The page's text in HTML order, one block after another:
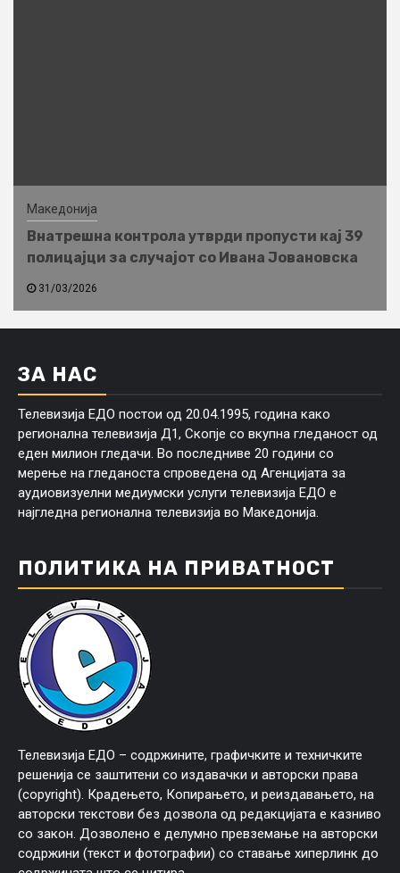
Македонија
Внатрешна контрола утврди пропусти кај 39
полицајци за случајот со Ивана Јовановска
31/03/2026
ЗА НАС
Телевизија ЕДО постои од 20.04.1995, година како
регионална телевизија Д1, Скопје со вкупна гледаност од
еден милион гледачи. Во последниве 20 години со
мерење на гледаноста спроведена од Агенцијата за
аудиовизуелни медиумски услуги телевизија ЕДО е
најгледна регионална телевизија во Македонија.
ПОЛИТИКА НА ПРИВАТНОСТ
Телевизија ЕДО – содржините, графичките и техничките
решенија се заштитени со издавачки и авторски права
(copyright). Крадењето, Копирањето, и реиздавањето, на
авторски текстови без дозвола од редакцијата е казниво
со закон. Дозволено е делумно превземање на авторски
содржини (текст и фотографии) со ставање хиперлинк до